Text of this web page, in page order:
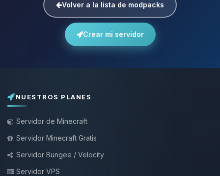
Volver a la lista de modpacks
Crear mi servidor
NUESTROS PLANES
Servidor de Minecraft
Servidor Minecraft Gratis
Servidor Bungee / Velocity
Servidor VPS